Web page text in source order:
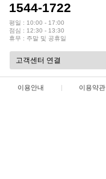
1544-1722
평일 : 10:00 - 17:00
점심 : 12:30 - 13:30
휴무 : 주말 및 공휴일
고객센터 연결
이용안내 | 이용약관